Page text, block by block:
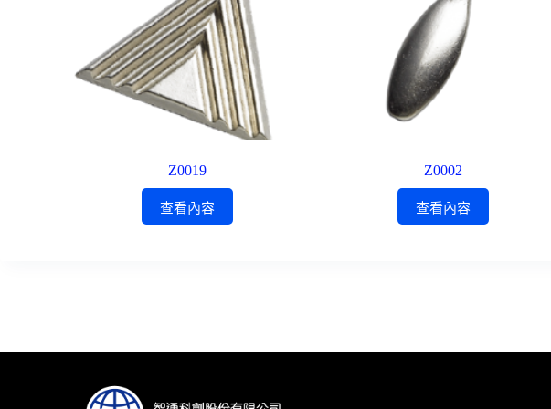
Z0019
查看內容
Z0002
查看內容